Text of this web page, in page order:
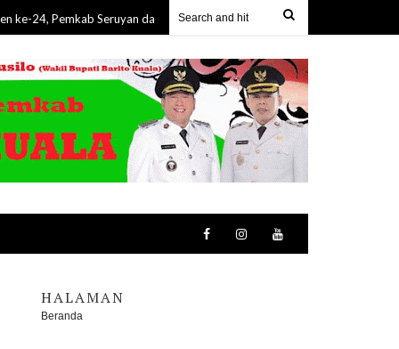
Seruyan dan Bulog Gelar GPM, Bantu Warga Dapatkan Sembako
HALAMAN
Beranda